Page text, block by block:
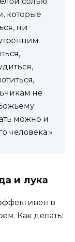
которые
ни
не
можно и
человека.»
и лука
в
Как делать: